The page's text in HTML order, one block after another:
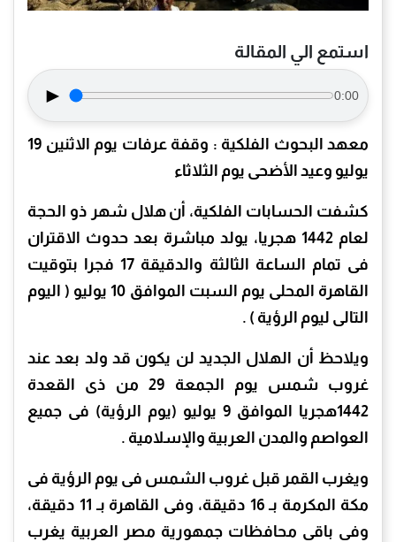
استمع الي المقالة
► 0:00
معهد البحوث الفلكية : وقفة عرفات يوم الاثنين 19
يوليو وعيد الأضحى يوم الثلاثاء
كشفت الحسابات الفلكية، أن هلال شهر ذو الحجة
لعام 1442 هجريا، يولد مباشرة بعد حدوث الاقتران
فى تمام الساعة الثالثة والدقيقة 17 فجرا بتوقيت
القاهرة المحلى يوم السبت الموافق 10 يوليو ( اليوم
التالى ليوم الرؤية ) .
ويلاحظ أن الهلال الجديد لن يكون قد ولد بعد عند
غروب شمس يوم الجمعة 29 من ذى القعدة
1442هجريا الموافق 9 يوليو (يوم الرؤية) فى جميع
العواصم والمدن العربية والإسلامية .
ويغرب القمر قبل غروب الشمس فى يوم الرؤية فى
مكة المكرمة بـ 16 دقيقة، وفى القاهرة بـ 11 دقيقة،
وفى باقى محافظات جمهورية مصر العربية يغرب